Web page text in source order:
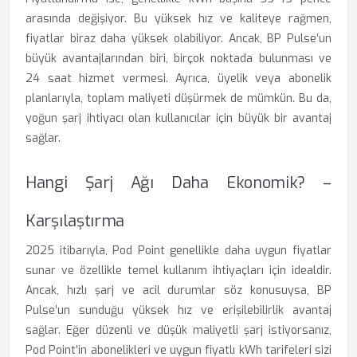
arasında değişiyor. Bu yüksek hız ve kaliteye rağmen,
fiyatlar biraz daha yüksek olabiliyor. Ancak, BP Pulse’un
büyük avantajlarından biri, birçok noktada bulunması ve
24 saat hizmet vermesi. Ayrıca, üyelik veya abonelik
planlarıyla, toplam maliyeti düşürmek de mümkün. Bu da,
yoğun şarj ihtiyacı olan kullanıcılar için büyük bir avantaj
sağlar.
Hangi Şarj Ağı Daha Ekonomik? –
Karşılaştırma
2025 itibarıyla, Pod Point genellikle daha uygun fiyatlar
sunar ve özellikle temel kullanım ihtiyaçları için idealdir.
Ancak, hızlı şarj ve acil durumlar söz konusuysa, BP
Pulse’un sunduğu yüksek hız ve erişilebilirlik avantaj
sağlar. Eğer düzenli ve düşük maliyetli şarj istiyorsanız,
Pod Point’in abonelikleri ve uygun fiyatlı kWh tarifeleri sizi